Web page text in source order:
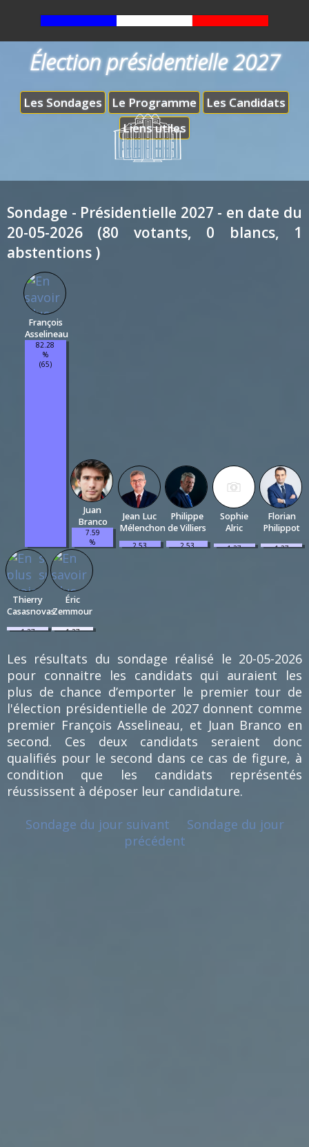
Les Sondages Le Programme
Les Candidats
Liens utiles
Élection présidentielle 2027
Sondage - Présidentielle 2027 - en date du
20-05-2026 (80 votants, 0 blancs, 1
abstentions )
François
Asselineau
82.28
%
(65)
Juan
Branco
7.59
%
Jean Luc
Mélenchon
2.53
Philippe
de Villiers
2.53
Sophie
Alric
1.27
Florian
Philippot
1.27
Thierry
Casasnovas
1.27
Éric
Zemmour
1.27
Les résultats du sondage réalisé le 20-05-2026
pour connaitre les candidats qui auraient les
plus de chance d’emporter le premier tour de
l'élection présidentielle de 2027 donnent comme
premier François Asselineau, et Juan Branco en
second. Ces deux candidats seraient donc
qualifiés pour le second dans ce cas de figure, à
condition que les candidats représentés
réussissent à déposer leur candidature.
Sondage du jour suivant
Sondage du jour
précédent